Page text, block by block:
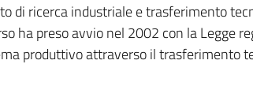
di ricerca industriale e trasferimento
ha preso avvio nel 2002 con la Legge
produttivo attraverso il trasferimento